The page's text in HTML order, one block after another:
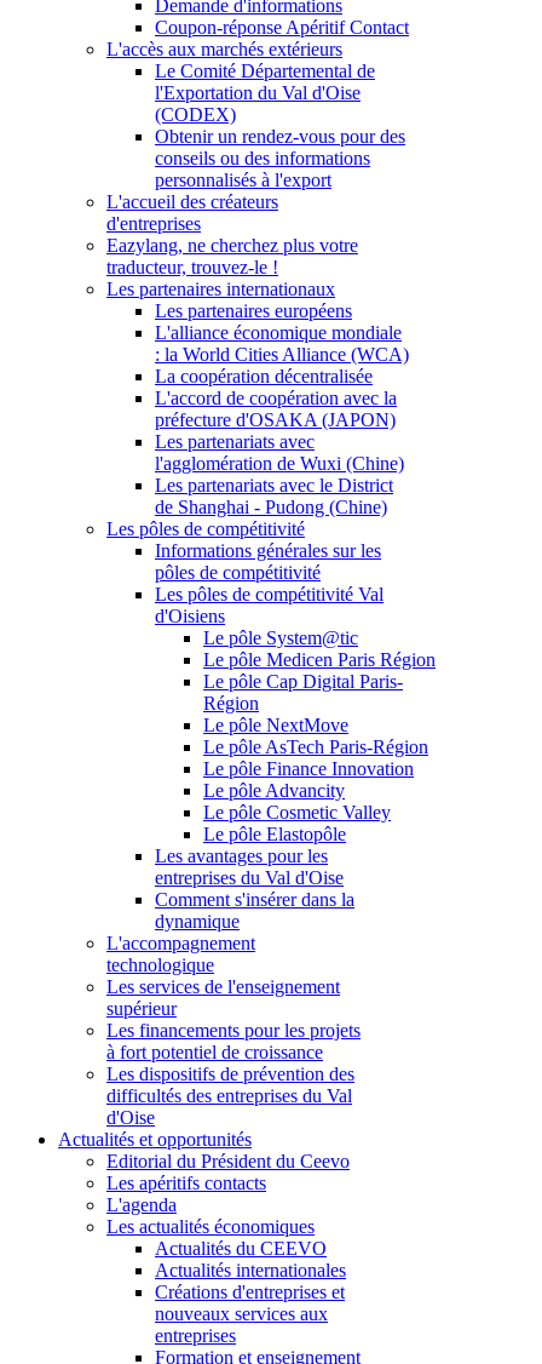
Demande d'informations
Coupon-réponse Apéritif Contact
L'accès aux marchés extérieurs
Le Comité Départemental de
l'Exportation du Val d'Oise
(CODEX)
Obtenir un rendez-vous pour des
conseils ou des informations
personnalisés à l'export
L'accueil des créateurs
d'entreprises
Eazylang, ne cherchez plus votre
traducteur, trouvez-le !
Les partenaires internationaux
Les partenaires européens
L'alliance économique mondiale
: la World Cities Alliance (WCA)
La coopération décentralisée
L'accord de coopération avec la
préfecture d'OSAKA (JAPON)
Les partenariats avec
l'agglomération de Wuxi (Chine)
Les partenariats avec le District
de Shanghai - Pudong (Chine)
Les pôles de compétitivité
Informations générales sur les
pôles de compétitivité
Les pôles de compétitivité Val
d'Oisiens
Le pôle System@tic
Le pôle Medicen Paris Région
Le pôle Cap Digital Paris-
Région
Le pôle NextMove
Le pôle AsTech Paris-Région
Le pôle Finance Innovation
Le pôle Advancity
Le pôle Cosmetic Valley
Le pôle Elastopôle
Les avantages pour les
entreprises du Val d'Oise
Comment s'insérer dans la
dynamique
L'accompagnement
technologique
Les services de l'enseignement
supérieur
Les financements pour les projets
à fort potentiel de croissance
Les dispositifs de prévention des
difficultés des entreprises du Val
d'Oise
Actualités et opportunités
Editorial du Président du Ceevo
Les apéritifs contacts
L'agenda
Les actualités économiques
Actualités du CEEVO
Actualités internationales
Créations d'entreprises et
nouveaux services aux
entreprises
Formation et enseignement